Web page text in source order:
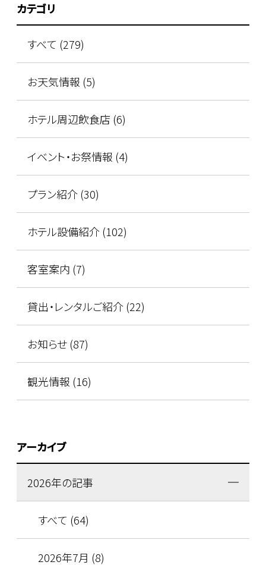
カテゴリ
すべて (279)
お天気情報 (5)
ホテル周辺飲食店 (6)
イベント・お祭情報 (4)
プラン紹介 (30)
ホテル設備紹介 (102)
客室案内 (7)
貸出・レンタルご紹介 (22)
お知らせ (87)
観光情報 (16)
アーカイブ
2026年の記事
すべて (64)
2026年7月 (8)